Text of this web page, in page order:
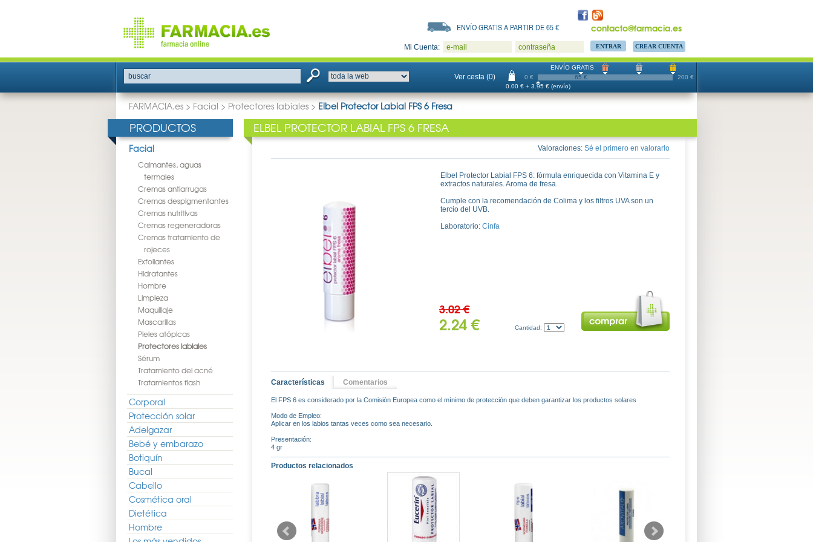
contacto@farmacia.es
ENVÍO GRATIS A PARTIR DE 65 €
Mi Cuenta: e-mail contraseña CREAR CUENTA
buscar Ver cesta (0) 0 € 200 €
ENVÍO GRATIS
65 €
0.00 € + 3.95 € (envío)
FARMACIA.es > Facial > Protectores labiales > Elbel Protector Labial FPS 6 Fresa
PRODUCTOS
Facial
Calmantes, aguas
termales
Cremas antiarrugas
Cremas despigmentantes
Cremas nutritivas
Cremas regeneradoras
Cremas tratamiento de
rojeces
Exfoliantes
Hidratantes
Hombre
Limpieza
Maquillaje
Mascarillas
Pieles atópicas
Protectores labiales
Sérum
Tratamiento del acné
Tratamientos flash
Corporal
Protección solar
Adelgazar
Bebé y embarazo
Botiquín
Bucal
Cabello
Cosmética oral
Dietética
Hombre
ELBEL PROTECTOR LABIAL FPS 6 FRESA
Valoraciones: Sé el primero en valorarlo
Elbel Protector Labial FPS 6: fórmula enriquecida con Vitamina E y
extractos naturales. Aroma de fresa.
Cumple con la recomendación de Colima y los filtros UVA son un
tercio del UVB.
Laboratorio: Cinfa
3.02 €
2.24 € Cantidad:
Características Comentarios
El FPS 6 es considerado por la Comisión Europea como el mínimo de protección que deben garantizar los productos solares
Modo de Empleo:
Aplicar en los labios tantas veces como sea necesario.
Presentación:
4 gr
Productos relacionados